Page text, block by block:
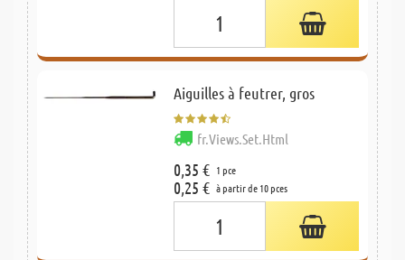
Aiguilles à feutrer, gros
fr.Views.Set.Html
0,35 € 1 pce
0,25 € à partir de 10 pces